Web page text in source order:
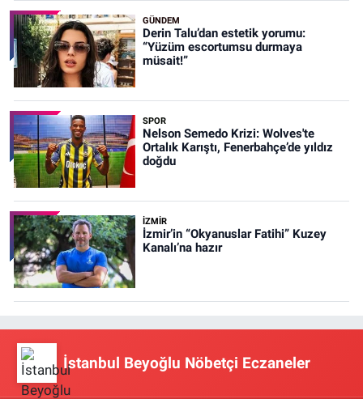
GÜNDEM
Derin Talu’dan estetik yorumu:
“Yüzüm escortumsu durmaya
müsait!”
SPOR
Nelson Semedo Krizi: Wolves'te
Ortalık Karıştı, Fenerbahçe’de yıldız
doğdu
İZMIR
İzmir’in “Okyanuslar Fatihi” Kuzey
Kanalı’na hazır
İstanbul Beyoğlu Nöbetçi Eczaneler